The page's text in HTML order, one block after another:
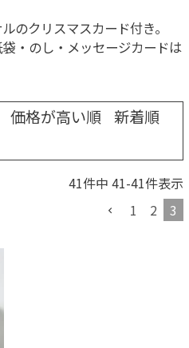
のクリスマスカード付き。
・のし・メッセージカードは
価格が高い順
新着順
41件中 41-41件表示
1
2 3